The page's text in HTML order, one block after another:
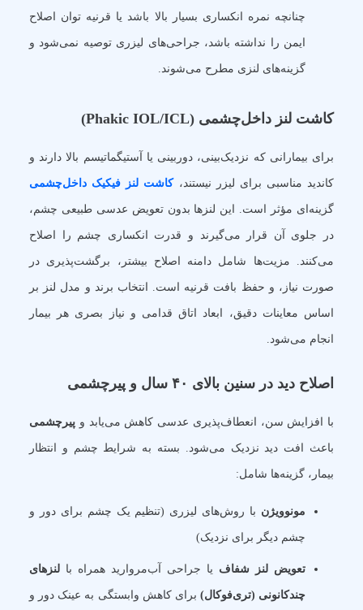
چنانچه نمره انکساری بسیار بالا باشد یا قرنیه توان اصلاح
ایمن را نداشته باشد، جراحی‌های لیزری توصیه نمی‌شود و
گزینه‌های لنزی مطرح می‌شوند.
کاشت لنز داخل‌چشمی (Phakic IOL/ICL)
برای بیمارانی که نزدیک‌بینی، دوربینی یا آستیگماتیسم بالا دارند و
کاندید مناسبی برای لیزر نیستند،کاشت لنز فیکیک داخل‌چشمی
گزینه‌ای مؤثر است. این لنزها بدون تعویض عدسی طبیعی چشم،
در جلوی آن قرار می‌گیرند و قدرت انکساری چشم را اصلاح
می‌کنند. مزیت‌ها شامل دامنه اصلاح بیشتر، برگشت‌پذیری در
صورت نیاز، و حفظ بافت قرنیه است. انتخاب برند و مدل لنز بر
اساس معاینات دقیق، ابعاد اتاق قدامی و نیاز بصری هر بیمار
انجام می‌شود.
اصلاح دید در سنین بالای ۴۰ سال و پیرچشمی
با افزایش سن، انعطاف‌پذیری عدسی کاهش می‌یابد و پیرچشمی
باعث افت دید نزدیک می‌شود. بسته به شرایط چشم و انتظار
بیمار، گزینه‌ها شامل:
مونوویژن با روش‌های لیزری (تنظیم یک چشم برای دور و
چشم دیگر برای نزدیک)
تعویض لنز شفاف یا جراحی آب‌مروارید همراه با لنزهای
چندکانونی (تری‌فوکال) برای کاهش وابستگی به عینک دور و